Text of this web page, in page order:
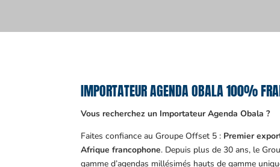
IMPORTATEUR AGENDA OBALA 100%
Vous recherchez un Importateur Agenda Obala ?
Faites confiance au Groupe Offset 5 : Premier
Afrique francophone. Depuis plus de 30 ans, le
gamme d’agendas millésimés hauts de gamme